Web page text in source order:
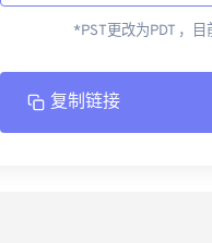
*PST更改为PDT ，目
复制链接